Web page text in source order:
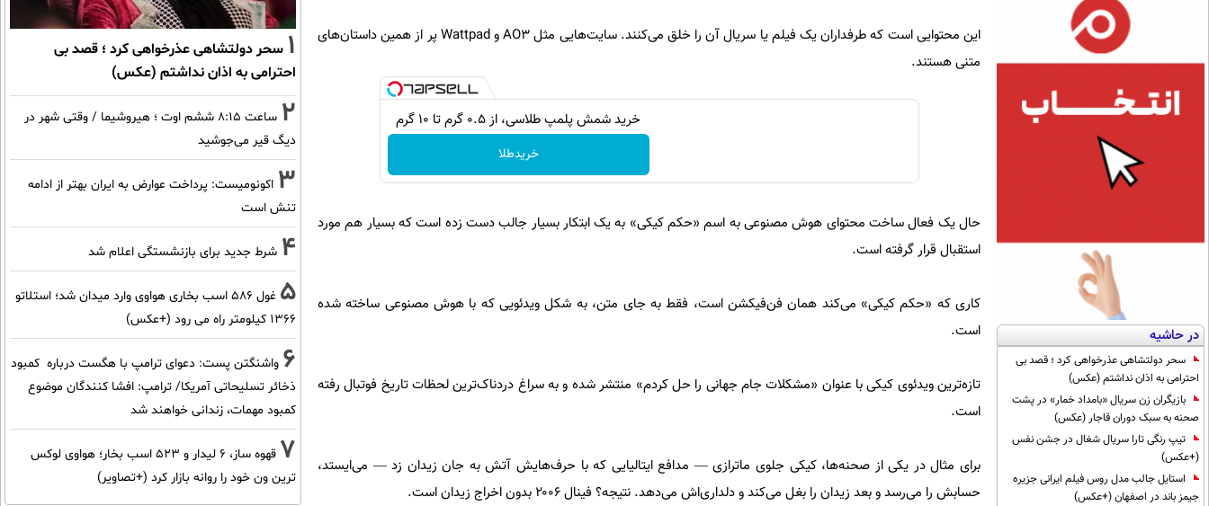
در حاشیه
سحر دولتشاهی عذرخواهی کرد ؛ قصد بی
احترامی به اذان نداشتم (عکس)
بازیگران زن سریال «بامداد خمار» در پشت
صحنه به سبک دوران قاجار (عکس)
تیپ رنگی تارا سریال شغال در جشن نفس
(+عکس)
استایل جالب مدل روس فیلم ایرانی جزیره
جیمز باند در اصفهان (+عکس)
این محتوایی است که طرفداران یک فیلم یا سریال آن را خلق می‌کنند. سایت‌هایی مثل AO3 و Wattpad پر از همین داستان‌های
متنی هستند.
خرید شمش پلمپ طلاسی، از ۰.۵ گرم تا ۱۰ گرم
خریدطلا
حال یک فعال ساخت محتوای هوش مصنوعی به اسم «حکم کیکی» به یک ابتکار بسیار جالب دست زده است که بسیار هم مورد
استقبال قرار گرفته است.
کاری که «حکم کیکی» می‌کند همان فن‌فیکشن است، فقط به جای متن، به شکل ویدئویی که با هوش مصنوعی ساخته شده
است.
تازه‌ترین ویدئوی کیکی با عنوان «مشکلات جام جهانی را حل کردم» منتشر شده و به سراغ دردناک‌ترین لحظات تاریخ فوتبال رفته
است.
برای مثال در یکی از صحنه‌ها، کیکی جلوی ماترازی — مدافع ایتالیایی که با حرف‌هایش آتش به جان زیدان زد — می‌ایستد،
حسابش را می‌رسد و بعد زیدان را بغل می‌کند و دلداری‌اش می‌دهد. نتیجه؟ فینال ۲۰۰۶ بدون اخراج زیدان است.
1 سحر دولتشاهی عذرخواهی کرد ؛ قصد بی
احترامی به اذان نداشتم (عکس)
2
ساعت ۸:۱۵ ششم اوت ؛ هیروشیما / وقتی شهر در
دیگ قیر می‌جوشید
3 اکونومیست: پرداخت عوارض به ایران بهتر از ادامه
تنش است
4 شرط جدید برای بازنشستگی اعلام شد
5
غول 586 اسب بخاری هواوی وارد میدان شد؛ استلاتو
1366 کیلومتر راه می رود (+عکس)
6 واشنگتن پست: دعوای ترامپ با هگست درباره کمبود
ذخائر تسلیحاتی آمریکا/ ترامپ: افشا کنندگان موضوع
کمبود مهمات، زندانی خواهند شد
7
قهوه ساز، 6 لیدار و 523 اسب بخار؛ هواوی لوکس
ترین ون خود را روانه بازار کرد (+تصاویر)